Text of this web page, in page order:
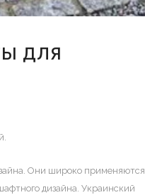
ДЛЯ
Они широко применяются
дизайна. Украинский